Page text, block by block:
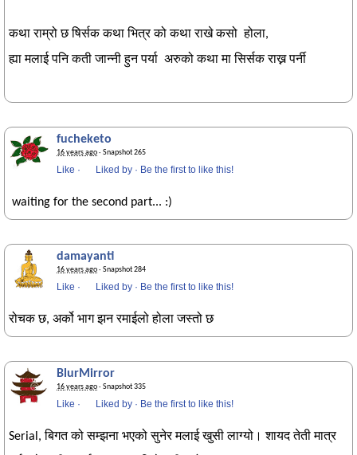
कथा राम्रो छ षिर्सक कथा भित्र को कथा राखे कसो होला,
ह्या मलाई पनि कती जान्नी हुन पर्या अरुको कथा मा सिर्सक राख्न पर्नी
fucheketo
16 years ago· Snapshot 265
Like · Liked by · Be the first to like this!
waiting for the second part... :)
damayanti
16 years ago· Snapshot 284
Like · Liked by · Be the first to like this!
रोचक छ, अर्को भाग झन रमाईलो होला जस्तो छ
BlurMirror
16 years ago· Snapshot 335
Like · Liked by · Be the first to like this!
Serial, बिगत को सम्झना भएको सुनेर मलाई खुसी लाग्यो। शायद तेती मात्र